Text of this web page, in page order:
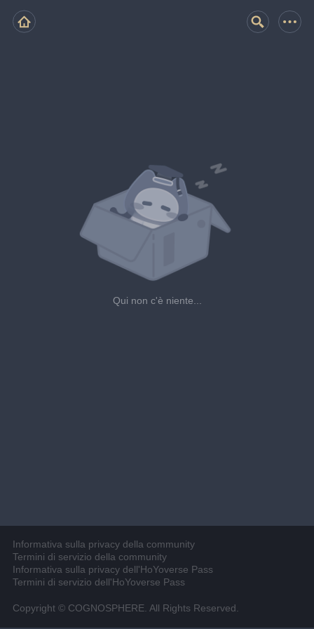
Qui non c'è niente...
Informativa sulla privacy della community
Termini di servizio della community
Informativa sulla privacy dell'HoYoverse Pass
Termini di servizio dell'HoYoverse Pass
Copyright © COGNOSPHERE. All Rights Reserved.